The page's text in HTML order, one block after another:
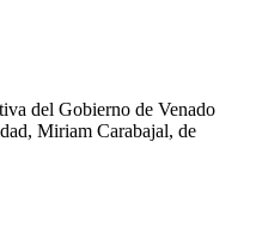
del Gobierno de Venado
Miriam Carabajal, de